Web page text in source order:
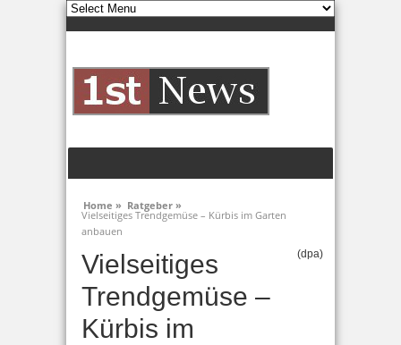
Home » Ratgeber »
Vielseitiges Trendgemüse – Kürbis im Garten
anbauen
Vielseitiges
Trendgemüse –
Kürbis im
(dpa)